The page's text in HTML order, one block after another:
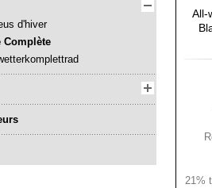
All-
21%
d'hiver
Complète